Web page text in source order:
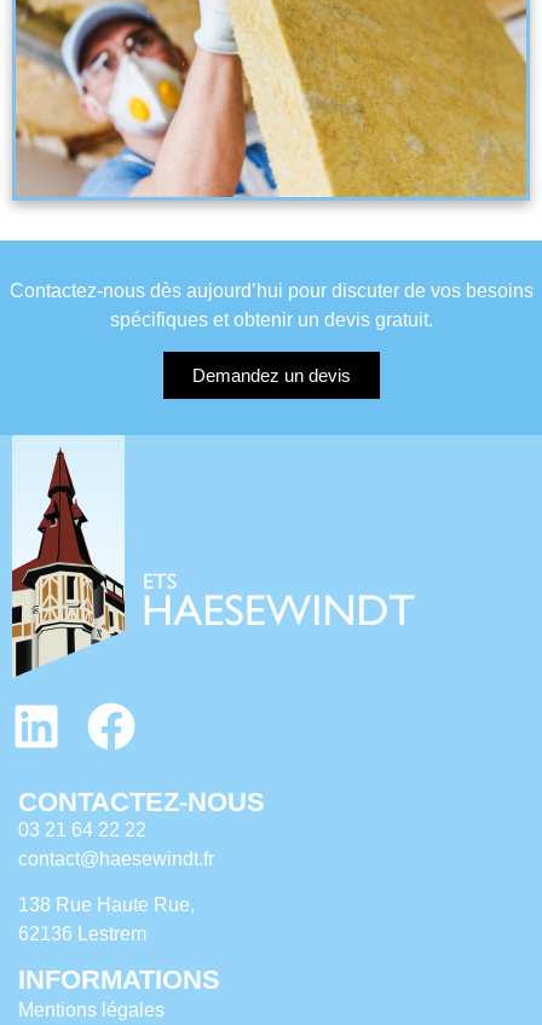
Contactez-nous dès aujourd’hui pour discuter de vos besoins
spécifiques et obtenir un devis gratuit.
Demandez un devis
CONTACTEZ-NOUS
03 21 64 22 22
contact@haesewindt.fr
138 Rue Haute Rue,
62136 Lestrem
INFORMATIONS
Mentions légales